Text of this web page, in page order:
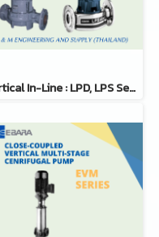
Vertical In-Line : LPD, LPS Series